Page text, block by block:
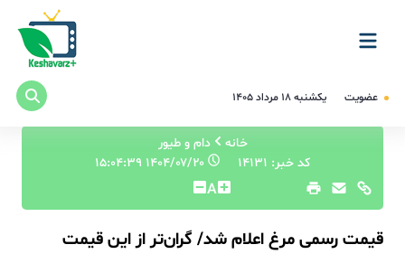
عضویت یکشنبه ۱۸ مرداد ۱۴۰۵
خانه
دام و طیور
کد خبر: 14131
۱۴۰۴/۰۷/۲۰ ۱۵:۰۴:۳۹
A
قیمت رسمی مرغ اعلام شد/ گران‌تر از این قیمت